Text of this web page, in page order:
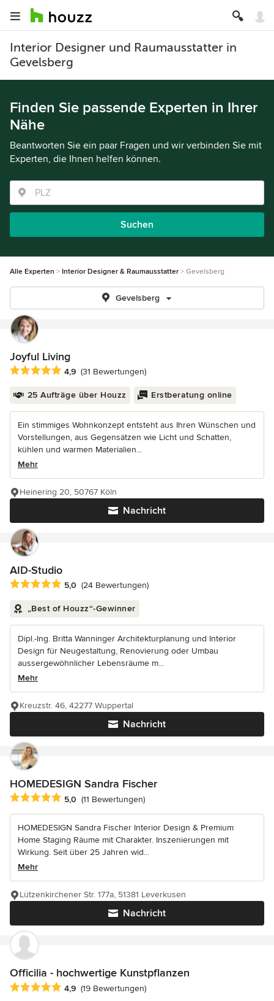
Interior Designer und Raumausstatter in
Gevelsberg
Finden Sie passende Experten in Ihrer
Nähe
Beantworten Sie ein paar Fragen und wir verbinden Sie mit
Experten, die Ihnen helfen können.
Suchen
Alle Experten Interior Designer & Raumausstatter Gevelsberg
Gevelsberg
Joyful Living
Durchschnittliche Bewertung: 4.9 von 5 Sternen
4,9 (31 Bewertungen)
25 Aufträge über Houzz Erstberatung online
Ein stimmiges Wohnkonzept entsteht aus Ihren Wünschen und
Vorstellungen, aus Gegensätzen wie Licht und Schatten,
kühlen und warmen Materialien...
Mehr
Nachricht
Heinering 20, 50767 Köln
AID-Studio
Durchschnittliche Bewertung: 5 von 5 Sternen
5,0 (24 Bewertungen)
„Best of Houzz“-Gewinner
Dipl.-Ing. Britta Wanninger Architekturplanung und Interior
Design für Neugestaltung, Renovierung oder Umbau
aussergewöhnlicher Lebensräume m...
Mehr
Nachricht
Kreuzstr. 46, 42277 Wuppertal
HOMEDESIGN Sandra Fischer
Durchschnittliche Bewertung: 5 von 5 Sternen
5,0 (11 Bewertungen)
HOMEDESIGN Sandra Fischer Interior Design & Premium
Home Staging Räume mit Charakter. Inszenierungen mit
Wirkung. Seit über 25 Jahren wid...
Mehr
Nachricht
Lützenkirchener Str. 177a, 51381 Leverkusen
Officilia - hochwertige Kunstpflanzen
Durchschnittliche Bewertung: 4.9 von 5 Sternen
4,9 (19 Bewertungen)